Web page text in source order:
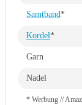
Samtband*
Kordel*
Garn
Nadel
* Werbung //